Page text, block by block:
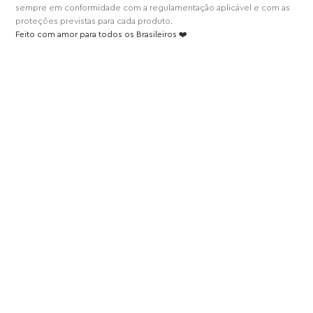
sempre em conformidade com a regulamentação aplicável e com as
proteções previstas para cada produto.
Feito com amor para todos os Brasileiros ❤️